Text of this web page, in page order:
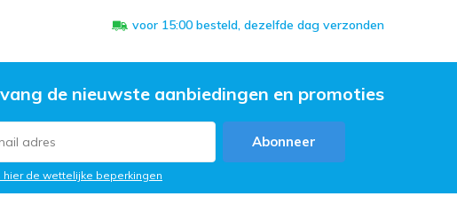
voor 15:00 besteld, dezelfde dag verzonden
de nieuwste aanbiedingen en promoties
Abonneer
hier de wettelijke beperkingen